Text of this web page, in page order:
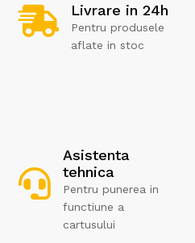
Livrare in 24h
Pentru produsele
aflate in stoc
Asistenta
tehnica
Pentru punerea in
functiune a
cartusului